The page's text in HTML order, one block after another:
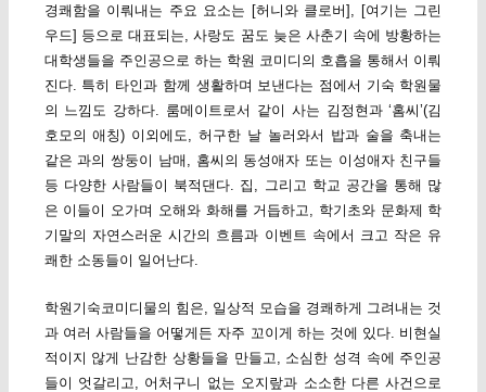
경쾌함을 이뤄내는 주요 요소는 [허니와 클로버], [여기는 그린
우드] 등으로 대표되는, 사랑도 꿈도 늦은 사춘기 속에 방황하는
대학생들을 주인공으로 하는 학원 코미디의 호흡을 통해서 이뤄
진다. 특히 타인과 함께 생활하며 보낸다는 점에서 기숙 학원물
의 느낌도 강하다. 룸메이트로서 같이 사는 김정현과 ‘홈씨’(김
호모의 애칭) 이외에도, 허구한 날 놀러와서 밥과 술을 축내는
같은 과의 쌍둥이 남매, 홈씨의 동성애자 또는 이성애자 친구들
등 다양한 사람들이 북적댄다. 집, 그리고 학교 공간을 통해 많
은 이들이 오가며 오해와 화해를 거듭하고, 학기초와 문화제 학
기말의 자연스러운 시간의 흐름과 이벤트 속에서 크고 작은 유
쾌한 소동들이 일어난다.
학원기숙코미디물의 힘은, 일상적 모습을 경쾌하게 그려내는 것
과 여러 사람들을 어떻게든 자주 꼬이게 하는 것에 있다. 비현실
적이지 않게 난감한 상황들을 만들고, 소심한 성격 속에 주인공
들이 엇갈리고, 어처구니 없는 오지랖과 소소한 다른 사건으로